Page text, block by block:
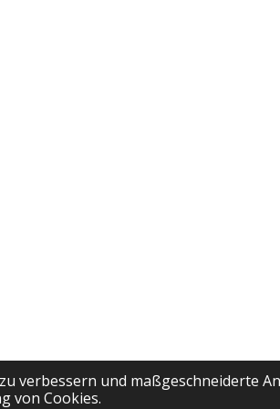
verbessern und maßgeschneiderte
von Cookies.